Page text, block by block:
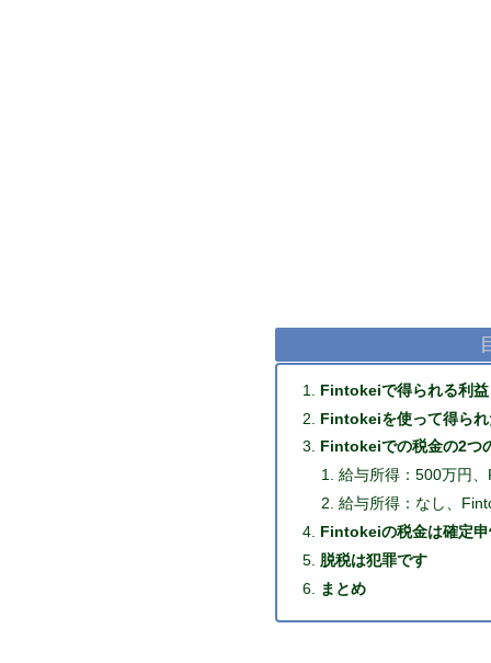
Fintokeiで得られる利益
Fintokeiを使って得られ
Fintokeiでの税金の2つ
給与所得：500万円
給与所得：なし、
Fintokeiの税金は確定申
脱税は犯罪です
まとめ